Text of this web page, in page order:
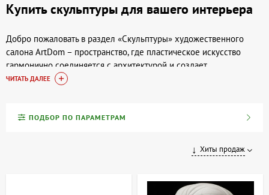
Купить скульптуры для вашего интерьера
Добро пожаловать в раздел «Скульптуры» художественного
салона ArtDom – пространство, где пластическое искусство
гармонично соединяется с архитектурой и создает
незабываемую атмосферу. Скульптуры способны оживить любое
советских (УССР и СССР) и современных скульпторов,
ЧИТАТЬ ДАЛЕЕ
ПОДБОР ПО ПАРАМЕТРАМ
Хиты продаж